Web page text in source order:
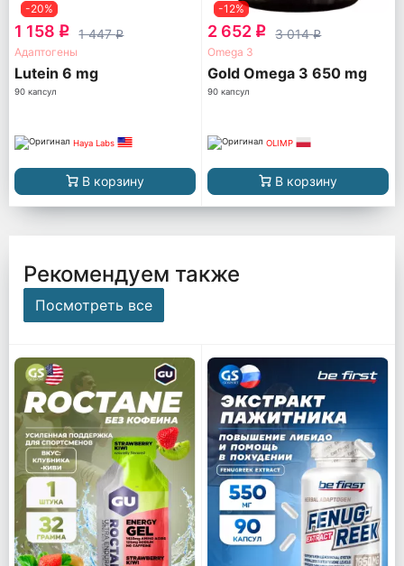
-20%
1 158 q 1 447q
Адаптогены
Lutein 6 mg
90 капсул
Haya Labs
В корзину
-12%
2 652 q 3 014q
Omega 3
Gold Omega 3 650 mg
90 капсул
OLIMP
В корзину
Рекомендуем также
Посмотреть все